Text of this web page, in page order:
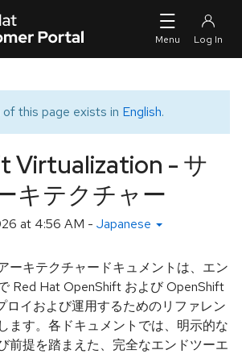
message
this page exists in English.
Virtualization - サ
キテクチャー
at 4:56 AM - Japanese
ーキテクチャードキュメントは、エン
Red Hat OpenShift および OpenShift
ロイおよび運用するためのリファレン
ます。各ドキュメントでは、明示的な
前提を踏まえた、完全なエンドツーエ